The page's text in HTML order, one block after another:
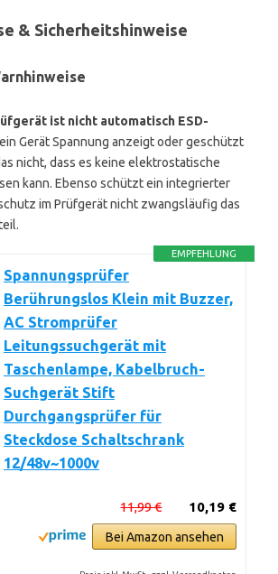
& Sicherheitshinweise
ist nicht automatisch ESD-
Gerät Spannung anzeigt oder geschützt
nicht, dass es keine elektrostatische
kann. Ebenso schützt ein integrierter
im Prüfgerät nicht zwangsläufig das
EMPFEHLUNG
Spannungsprüfer
Berührungslos Klein mit Buzzer,
AC Stromprüfer
Leitungssuchgerät mit
Taschenlampe, Kabelbruch-
Suchgerät Stift
Durchgangsprüfer für
Steckdose Schaltschrank
12/48v~1000v
10,19 €
11,99 €
Bei Amazon ansehen